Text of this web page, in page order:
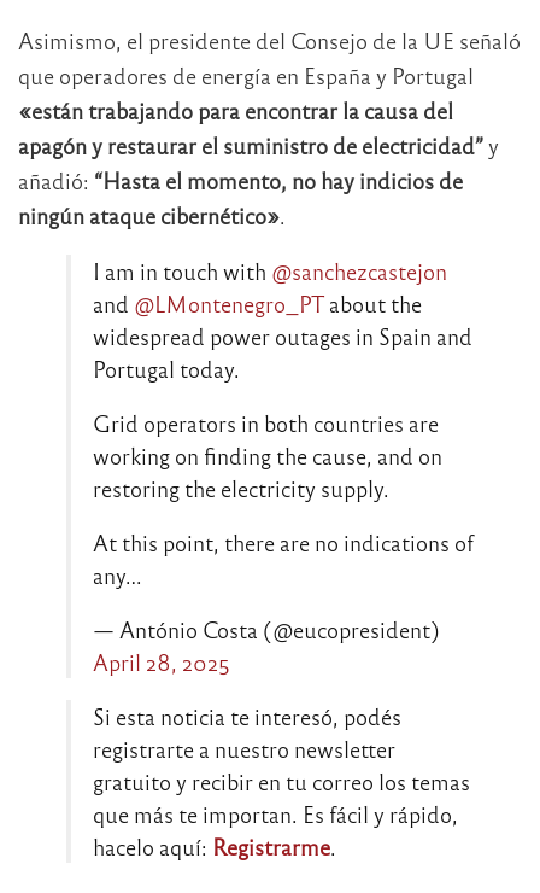
Asimismo, el presidente del Consejo de la UE señaló
que operadores de energía en España y Portugal
«están trabajando para encontrar la causa del
apagón y restaurar el suministro de electricidad”y
añadió: “Hasta el momento, no hay indicios de
ningún ataque cibernético».
I am in touch with @sanchezcastejon
and @LMontenegro_PT about the
widespread power outages in Spain and
Portugal today.
Grid operators in both countries are
working on finding the cause, and on
restoring the electricity supply.
At this point, there are no indications of
any…
— António Costa (@eucopresident)
April 28, 2025
Si esta noticia te interesó, podés
registrarte a nuestro newsletter
gratuito y recibir en tu correo los temas
que más te importan. Es fácil y rápido,
hacelo aquí: Registrarme.